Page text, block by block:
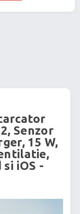
Senzor
15 W,
iOS -